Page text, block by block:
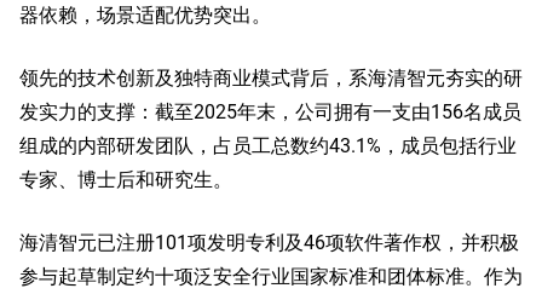
器依赖，场景适配优势突出。
领先的技术创新及独特商业模式背后，系海清智元夯实的研
发实力的支撑：截至2025年末，公司拥有一支由156名成员
组成的内部研发团队，占员工总数约43.1%，成员包括行业
专家、博士后和研究生。
海清智元已注册101项发明专利及46项软件著作权，并积极
参与起草制定约十项泛安全行业国家标准和团体标准。作为